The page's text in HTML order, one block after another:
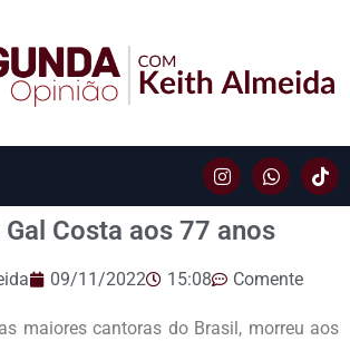
Costa aos 77 anos
09/11/2022 15:08 Comente
maiores cantoras do Brasil, morreu aos